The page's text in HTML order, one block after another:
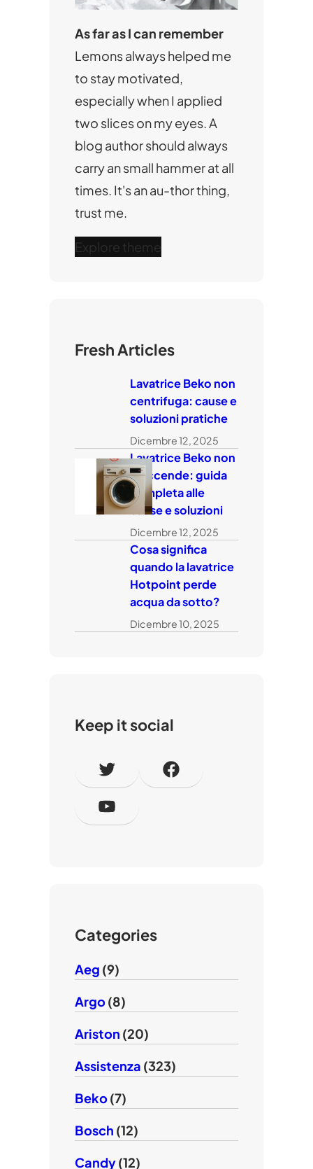
As far as I can remember
Lemons always helped me
to stay motivated,
especially when I applied
two slices on my eyes. A
blog author should always
carry an small hammer at all
times. It's an au-thor thing,
trust me.
Explore theme
Fresh Articles
Lavatrice Beko non
centrifuga: cause e
soluzioni pratiche
Dicembre 12, 2025
Lavatrice Beko non
si accende: guida
completa alle
cause e soluzioni
Dicembre 12, 2025
Cosa significa
quando la lavatrice
Hotpoint perde
acqua da sotto?
Dicembre 10, 2025
Keep it social
T
w
i
F
Y
e
Categories
Aeg (9)
Argo(8)
Ariston (20)
Assistenza (323)
Beko(7)
Bosch (12)
Candy(12)